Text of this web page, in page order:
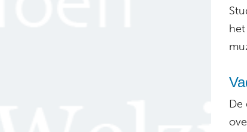
het
De